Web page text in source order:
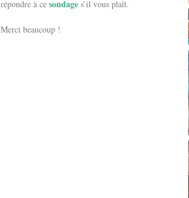
répondre à cesondages’il vous plaît.
Merci beaucoup !